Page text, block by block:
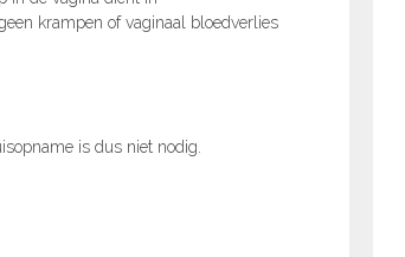
krampen of vaginaal bloedverlies
is dus niet nodig.